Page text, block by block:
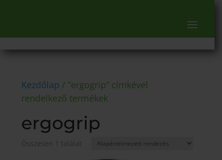
Kezdőlap / “ergogrip” címkével
rendelkező termékek
ergogrip
Összesen 1 találat